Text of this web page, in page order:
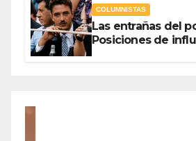
COLUMNISTAS
Las entrañas del
Posiciones de